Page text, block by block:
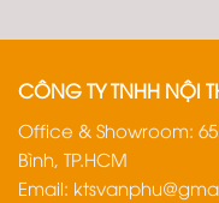
CÔNG TY TNHH NỘI
Office & Showroom:
Bình, TP.HCM
Email: